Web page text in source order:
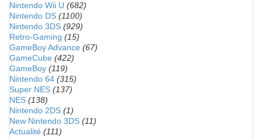
Nintendo Wii U (682)
Nintendo DS (1100)
Nintendo 3DS (929)
Retro-Gaming (15)
GameBoy Advance (67)
GameCube (422)
GameBoy (119)
Nintendo 64 (315)
Super NES (137)
NES (138)
Nintendo 2DS (1)
New Nintendo 3DS (11)
Actualité (111)